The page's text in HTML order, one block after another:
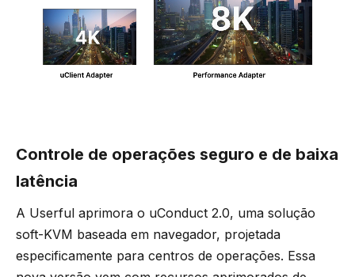
Controle de operações seguro e de baixa
latência
A Userful aprimora o uConduct 2.0, uma solução
soft-KVM baseada em navegador, projetada
especificamente para centros de operações. Essa